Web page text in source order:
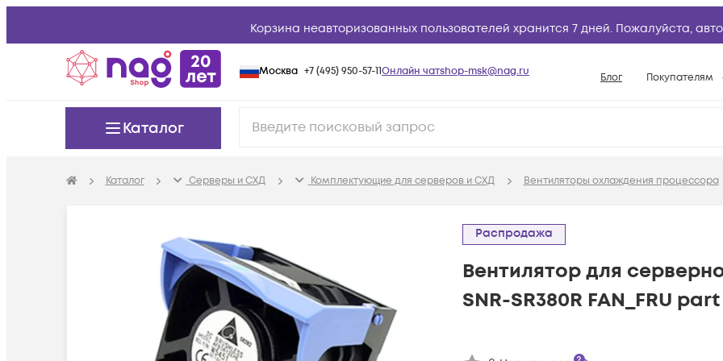
Корзина неавторизованных пользователей хранится 7 дней. Пожалуйста,
Москва +7 (495) 950-57-11Онлайн чатshop-msk@nag.ru Блог Покупателям
Гарантийное
База знаний
Конфигураторы
Каталог
Каталог Серверы и СХД Комплектующие для серверов и СХД Вентиляторы охлаждения процессора
Распродажа
Вентилятор для
SNR-SR380R FAN_FRU part